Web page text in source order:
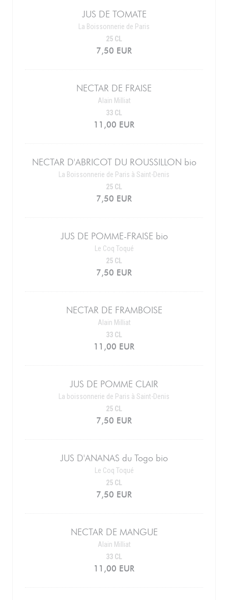
JUS DE TOMATE
La Boissonnerie de Paris
7,50 EUR
25 CL
NECTAR DE FRAISE
Alain Milliat
11,00 EUR
33 CL
NECTAR D'ABRICOT DU ROUSSILLON bio
La Boissonnerie de Paris à Saint-Denis
7,50 EUR
25 CL
JUS DE POMME-FRAISE bio
Le Coq Toqué
7,50 EUR
25 CL
NECTAR DE FRAMBOISE
Alain Milliat
11,00 EUR
33 CL
JUS DE POMME CLAIR
La boissonnerie de Paris à Saint-Denis
7,50 EUR
25 CL
JUS D'ANANAS du Togo bio
Le Coq Toqué
7,50 EUR
25 CL
NECTAR DE MANGUE
Alain Milliat
11,00 EUR
33 CL